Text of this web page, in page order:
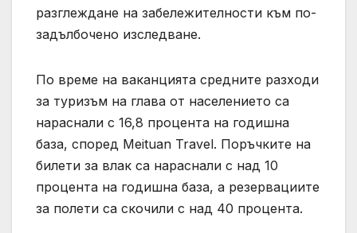
разглеждане на забележителности към по-
задълбочено изследване.
По време на ваканцията средните разходи
за туризъм на глава от населението са
нараснали с 16,8 процента на годишна
база, според Meituan Travel. Поръчките на
билети за влак са нараснали с над 10
процента на годишна база, а резервациите
за полети са скочили с над 40 процента.